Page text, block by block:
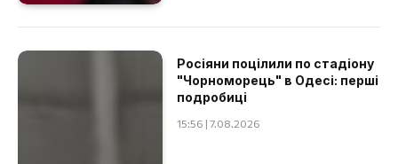
Росіяни поцілили по стадіону
"Чорноморець" в Одесі: перші
подробиці
15:56 | 7.08.2026